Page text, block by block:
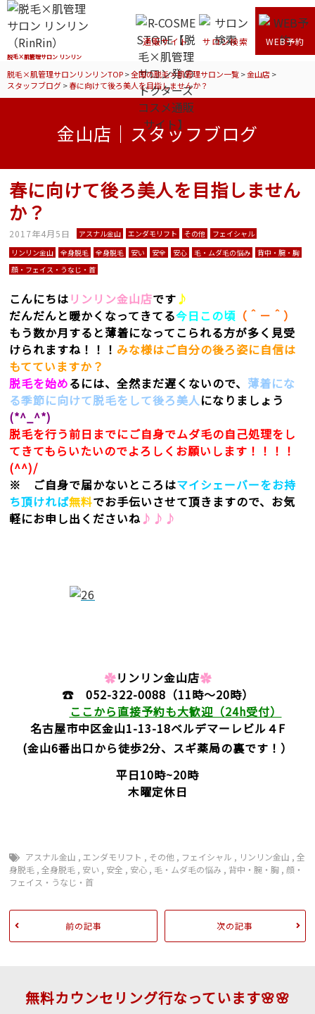
脱毛×肌管理サロン リンリン
通販サイト サロン検索 WEB予約
脱毛×肌管理サロンリンリンTOP>全国の脱毛×肌管理サロン一覧>金山店>
スタッフブログ>春に向けて後ろ美人を目指しませんか？
金山店｜スタッフブログ
春に向けて後ろ美人を目指しません
か？
2017年4月5日 アスナル金山 エンダモリフト その他
フェイシャル
リンリン金山
全身脱毛 全身脱毛 安い 安全 安心 毛・ムダ毛の悩み
背中・腕・胸
顔・フェイス・うなじ・首
こんにちはリンリン金山店です♪
だんだんと暖かくなってきてる今日この頃 （＾－＾）
もう数か月すると薄着になってこられる方が多く見受
けられますね！！！ みな様はご自分の後ろ姿に自信は
もてていますか？
脱毛を始めるには、全然まだ遅くないので、 薄着にな
る季節に向けて脱毛をして後ろ美人になりましょう
(*^_^*)
脱毛を行う前日までにご自身でムダ毛の自己処理をし
てきてもらいたいのでよろしくお願いします！！！！
(^^)/
※ ご自身で届かないところはマイシェーバーをお持
ち頂ければ無料でお手伝いさせて頂きますので、お気
軽にお申し出くださいね♪♪♪
✿リンリン金山店✿
☎ 052-322-0088 （11時～20時）
ここから直接予約も大歓迎（24h受付）
名古屋市中区金山1-13-18ベルデマーレビル４F
(金山6番出口から徒歩2分、スギ薬局の裏です！）
平日10時~20時
木曜定休日
アスナル金山 ,エンダモリフト , その他 , フェイシャル , リンリン金山 ,全
身脱毛 ,全身脱毛 , 安い , 安全 , 安心 , 毛・ムダ毛の悩み , 背中・腕・胸 ,顔・
フェイス・うなじ・首
前の記事 次の記事
無料カウンセリング行なっています🌸🌸